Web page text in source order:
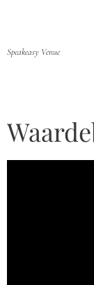
Speakeasy Venue